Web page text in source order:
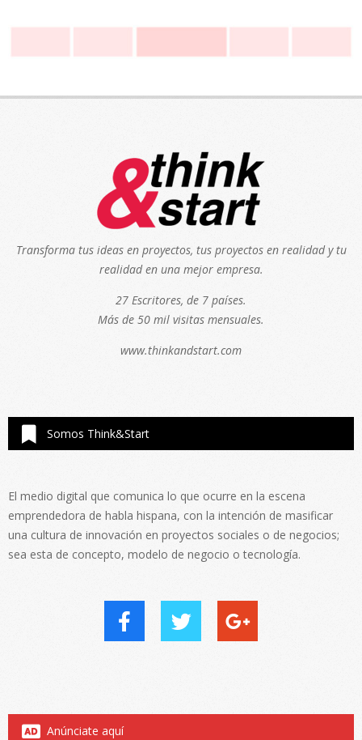
Transforma tus ideas en proyectos, tus proyectos en realidad y tu
realidad en una mejor empresa.
27 Escritores, de 7 países.
Más de 50 mil visitas mensuales.
www.thinkandstart.com
Somos Think&Start
El medio digital que comunica lo que ocurre en la escena
emprendedora de habla hispana, con la intención de masificar
una cultura de innovación en proyectos sociales o de negocios;
sea esta de concepto, modelo de negocio o tecnología.
Anúnciate aquí